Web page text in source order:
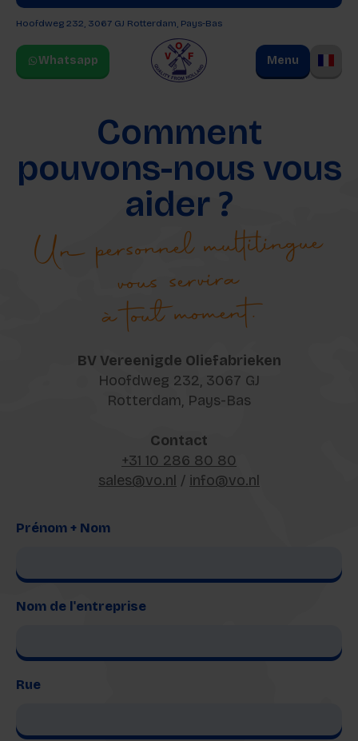
Hoofdweg 232, 3067 GJ Rotterdam, Pays-Bas
Whatsapp Menu
Comment
pouvons-nous vous
aider ?
Un personnel multilingue
vous servira
à tout moment.
BV Vereenigde Oliefabrieken
Hoofdweg 232, 3067 GJ
Rotterdam, Pays-Bas
Contact
+31 10 286 80 80
sales@vo.nl / info@vo.nl
Prénom + Nom
Nom de l'entreprise
Rue